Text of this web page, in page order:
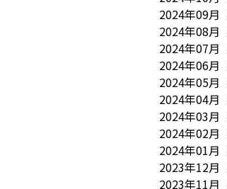
2024年09月
2024年08月
2024年07月
2024年06月
2024年05月
2024年04月
2024年03月
2024年02月
2024年01月
2023年12月
2023年11月